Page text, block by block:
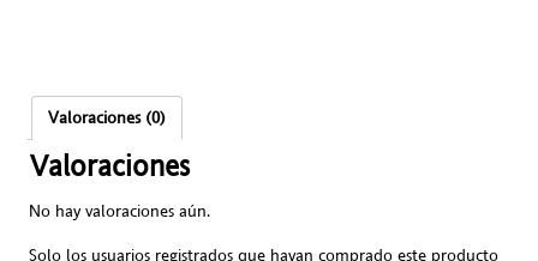
Valoraciones (0)
Valoraciones
No hay valoraciones aún.
Solo los usuarios registrados que hayan comprado este producto